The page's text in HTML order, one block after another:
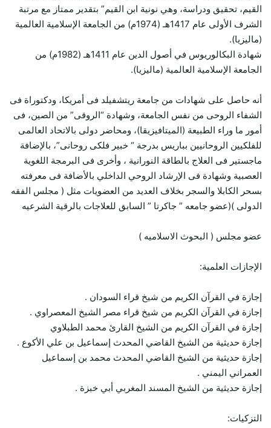
القيم، تحقيق ودراسة، وهي نونية ابن القيم” بتقدير ممتاز مع مرتبة
الشرف الأولى عام 1417هـ (1974م) من الجامعة الإسلامية العالمية
(ماليزيا).
شهادة البكالوريوس في أصول الدين عام 1411هـ (1982م) من
الجامعة الإسلامية العالمية (ماليزيا).
أنه حاصل على شهادات من جامعة ريتشفيلد فى أمريكا، ودكتوراة فى
الشفاء الروحى من نفس الجامعة، وشهادة “الروقى” من الصين، فى
أمور ما وراء الطبيعة (الميتافيزيقا)، ومحاضر دولى بالاتحاد العالمى
للفلكيين الروحانيين بباريس بدرجة “ خبير فلكى روحانى”، بالإضافة
ماجستير فى العلاج بالطاقة النورانية ، وأخرى فى البرمجة اللغوية
العصبية وشهادة فى الإرشاد الروحي الداخلي بالأضافة فى معرفته
بسحر الكابلا والسجر بخلاف العديد من العضويات مثل ( مجلس الفقه
الدولى )(عضو جامعه ” جاكرتا ” السابق للعلاجات بالرقية الشرعيه
عضو مجلس ( البحوث الاسلاميه )
الإجازات العلمية:
إجازة في القرآن الكريم من شيخ قراء السودان .
إجازة في القرآن الكريم من شيخ قراء مصر الشيخ المعصراوي .
إجازة في القرآن الكريم من الشيخ القارئ محمد الطبلاوي
إجازة حديثية من الشيخ القاضي المحدث إسماعيل بن علي الأكوع .
إجازة حديثية من الشيخ القاضي المحدث محمد بن إسماعيل
العمراني اليمني .
إجازة حديثية من الشيخ المسند المغربي أبي خبزة .
التزكيات: